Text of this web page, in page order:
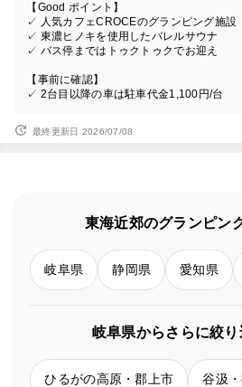
【Good ポイント】
✓ 人気カフェCROCEのグランピング施設
✓ 東濃ヒノキを使用したバレルサウナ
✓ バス停まではトゥクトゥクでお迎え
【事前に確認】
✓ 2台目以降の車は駐車代金1,100円/台
最終更新日 2026/07/08
東海近郊のグランピン
岐阜県 静岡県 愛知県
岐阜県からさらに絞
ひるがの高原・郡上市 谷汲